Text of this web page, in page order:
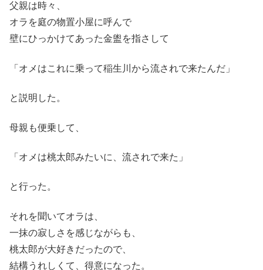
父親は時々、
オラを庭の物置小屋に呼んで
壁にひっかけてあった金盥を指さして
「オメはこれに乗って稲生川から流されで来たんだ」
と説明した。
母親も便乗して、
「オメは桃太郎みたいに、流されで来た」
と行った。
それを聞いてオラは、
一抹の寂しさを感じながらも、
桃太郎が大好きだったので、
結構うれしくて、得意になった。